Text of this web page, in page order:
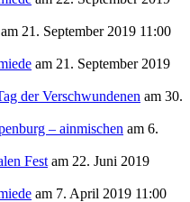
am 21. September 2019 11:00
am 21. September 2019
der Verschwundenen am 30.
– ainmischen am 6.
Fest am 22. Juni 2019
am 7. April 2019 11:00